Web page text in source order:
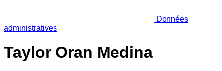
Données
administratives
Taylor Oran Medina